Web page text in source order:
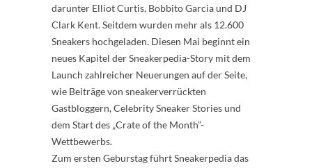
darunter Elliot Curtis, Bobbito Garcia und DJ
Clark Kent. Seitdem wurden mehr als 12.600
Sneakers hochgeladen. Diesen Mai beginnt ein
neues Kapitel der Sneakerpedia-Story mit dem
Launch zahlreicher Neuerungen auf der Seite,
wie Beiträge von sneakerverrückten
Gastbloggern, Celebrity Sneaker Stories und
dem Start des „Crate of the Month”-
Wettbewerbs.
Zum ersten Geburstag führt Sneakerpedia das